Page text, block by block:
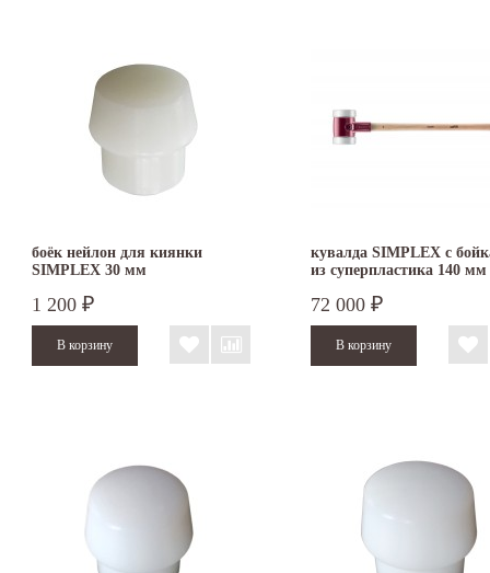
боёк нейлон для киянки
SIMPLEX 30 мм
1 200 ₽
кувалда SIMPLEX с
из суперпластика 140 мм
72 000 ₽